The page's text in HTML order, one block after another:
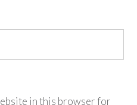
in this browser for